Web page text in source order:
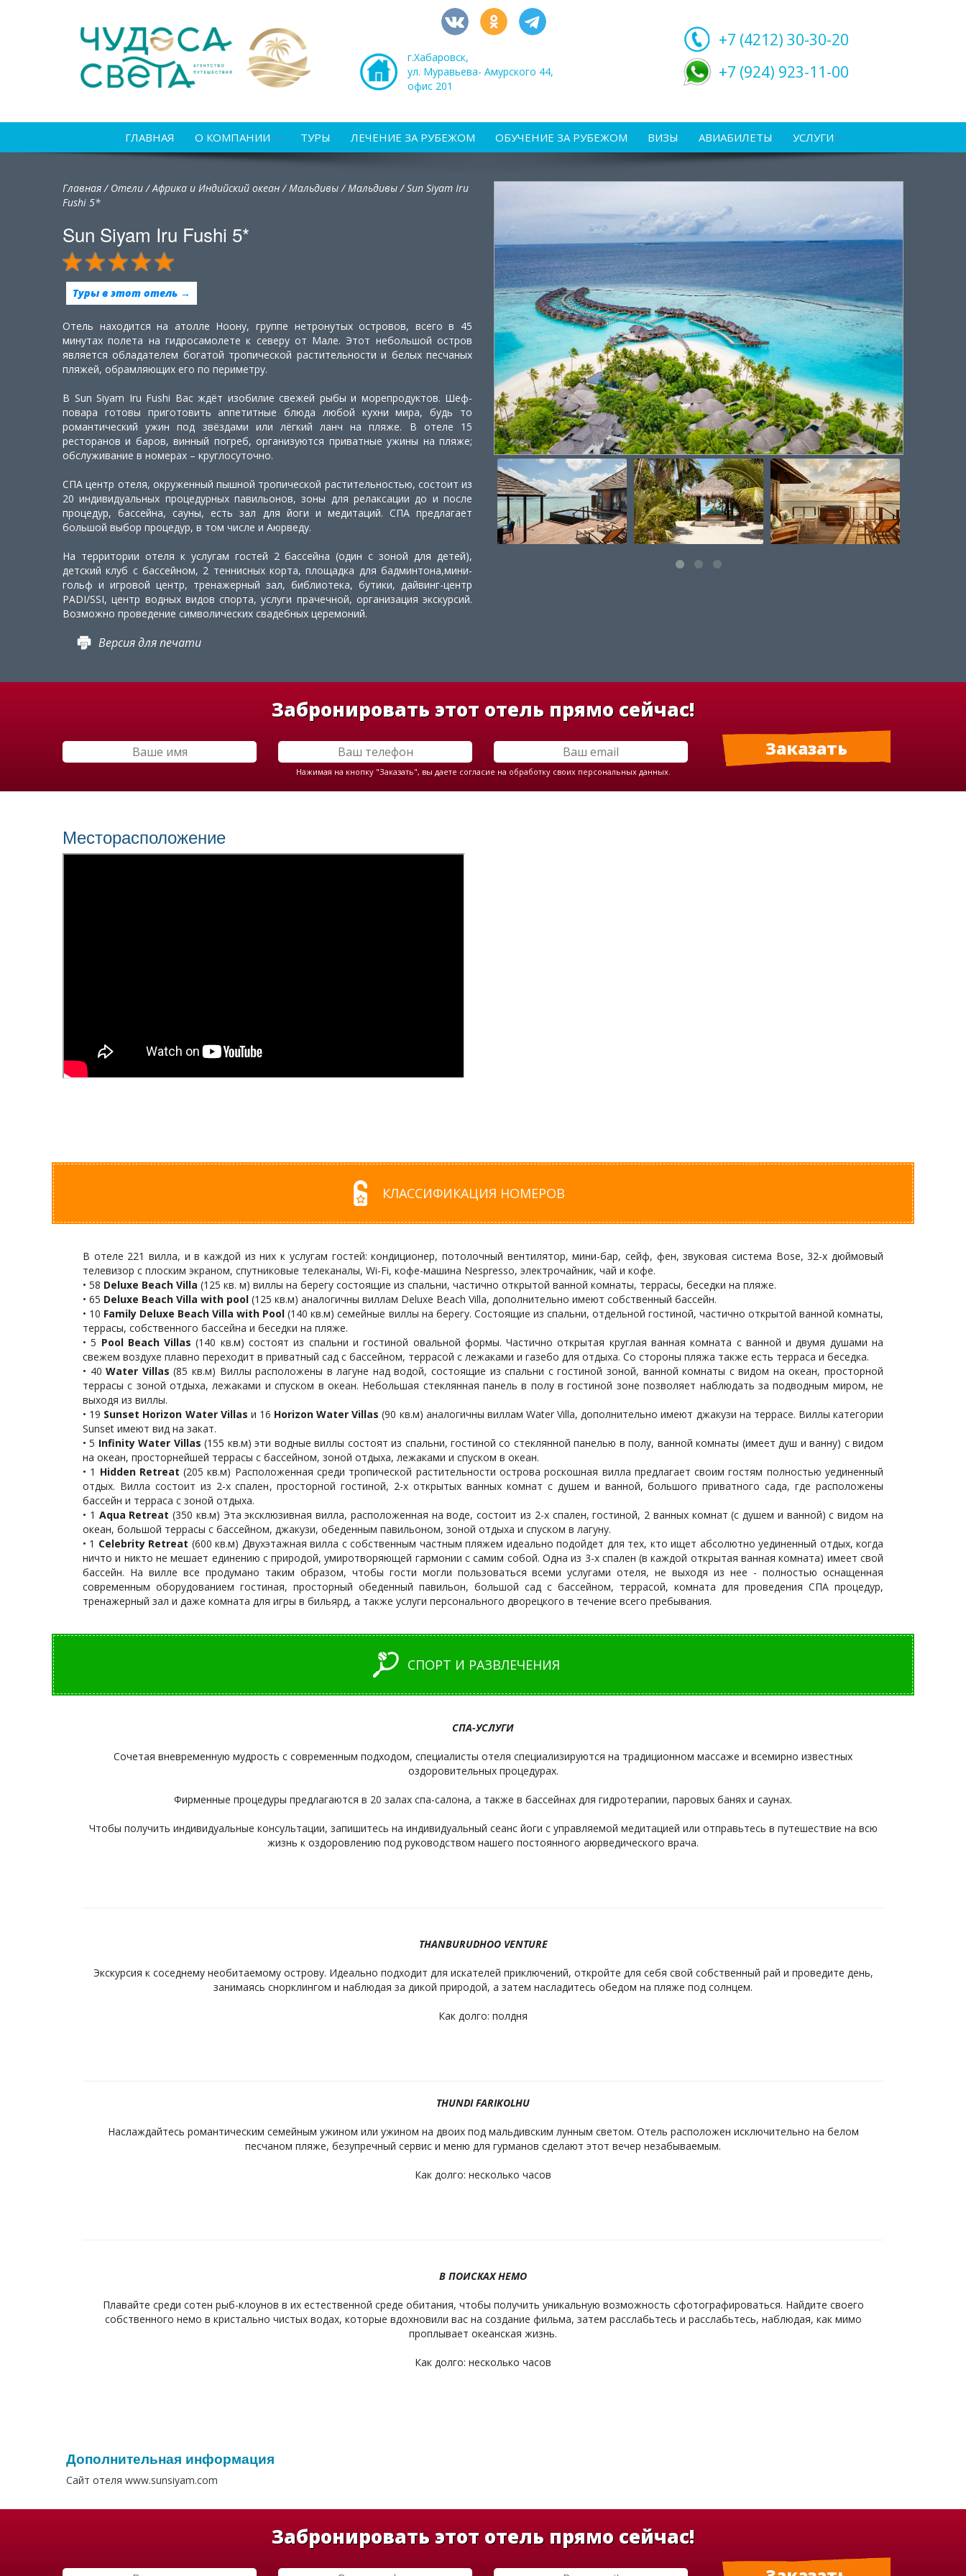
г.Хабаровск,
ул. Муравьева- Амурского 44,
офис 201
+7 (4212) 30-30-20
+7 (924) 923-11-00
ГЛАВНАЯ О КОМПАНИИ ТУРЫ ЛЕЧЕНИЕ ЗА РУБЕЖОМ ОБУЧЕНИЕ ЗА РУБЕЖОМ ВИЗЫ АВИАБИЛЕТЫ УСЛУГИ
Главная/ Отели/Африка и Индийский океан/Мальдивы/Мальдивы /Sun Siyam Iru
Fushi 5*
Sun Siyam Iru Fushi 5*
Туры в этот отель →
Отель находится на атолле Ноону, группе нетронутых островов, всего в 45
минутах полета на гидросамолете к северу от Мале. Этот небольшой остров
является обладателем богатой тропической растительности и белых песчаных
пляжей, обрамляющих его по периметру.
В Sun Siyam Iru Fushi Вас ждёт изобилие свежей рыбы и морепродуктов. Шеф-
повара готовы приготовить аппетитные блюда любой кухни мира, будь то
романтический ужин под звёздами или лёгкий ланч на пляже. В отеле 15
ресторанов и баров, винный погреб, организуются приватные ужины на пляже;
обслуживание в номерах – круглосуточно.
СПА центр отеля, окруженный пышной тропической растительностью, состоит из
20 индивидуальных процедурных павильонов, зоны для релаксации до и после
процедур, бассейна, сауны, есть зал для йоги и медитаций. СПА предлагает
большой выбор процедур, в том числе и Аюрведу.
На территории отеля к услугам гостей 2 бассейна (один с зоной для детей),
детский клуб с бассейном, 2 теннисных корта, площадка для бадминтона,мини-
гольф и игровой центр, тренажерный зал, библиотека, бутики, дайвинг-центр
PADI/SSI, центр водных видов спорта, услуги прачечной, организация экскурсий.
Возможно проведение символических свадебных церемоний.
Версия для печати
Забронировать этот отель прямо сейчас!
Нажимая на кнопку "Заказать", вы даете согласие на обработку своих персональных данных.
Месторасположение
КЛАССИФИКАЦИЯ НОМЕРОВ
В отеле 221 вилла, и в каждой из них к услугам гостей: кондиционер, потолочный вентилятор, мини-бар, сейф, фен, звуковая система Bose, 32-х дюймовый
телевизор с плоским экраном, спутниковые телеканалы, Wi-Fi, кофе-машина Nespresso, электрочайник, чай и кофе.
• 58 Deluxe Beach Villa (125 кв. м) виллы на берегу состоящие из спальни, частично открытой ванной комнаты, террасы, беседки на пляже.
• 65 Deluxe Beach Villa with pool (125 кв.м) аналогичны виллам Deluxe Beach Villa, дополнительно имеют собственный бассейн.
• 10 Family Deluxe Beach Villa with Pool (140 кв.м) семейные виллы на берегу. Состоящие из спальни, отдельной гостиной, частично открытой ванной комнаты,
террасы, собственного бассейна и беседки на пляже.
• 5 Pool Beach Villas(140 кв.м) состоят из спальни и гостиной овальной формы. Частично открытая круглая ванная комната с ванной и двумя душами на
свежем воздухе плавно переходит в приватный сад с бассейном, террасой с лежаками и газебо для отдыха. Со стороны пляжа также есть терраса и беседка.
• 40Water Villas (85 кв.м) Виллы расположены в лагуне над водой, состоящие из спальни с гостиной зоной, ванной комнаты с видом на океан, просторной
террасы с зоной отдыха, лежаками и спуском в океан. Небольшая стеклянная панель в полу в гостиной зоне позволяет наблюдать за подводным миром, не
выходя из виллы.
• 19 Sunset Horizon Water Villas и 16 Horizon Water Villas (90 кв.м) аналогичны виллам Water Villa, дополнительно имеют джакузи на террасе. Виллы категории
Sunset имеют вид на закат.
• 5 Infinity Water Villas(155 кв.м) эти водные виллы состоят из спальни, гостиной со стеклянной панелью в полу, ванной комнаты (имеет душ и ванну) с видом
на океан, просторнейшей террасы с бассейном, зоной отдыха, лежаками и спуском в океан.
• 1 Hidden Retreat(205 кв.м) Расположенная среди тропической растительности острова роскошная вилла предлагает своим гостям полностью уединенный
отдых. Вилла состоит из 2-х спален, просторной гостиной, 2-х открытых ванных комнат с душем и ванной, большого приватного сада, где расположены
бассейн и терраса с зоной отдыха.
• 1 Aqua Retreat (350 кв.м) Эта эксклюзивная вилла, расположенная на воде, состоит из 2-х спален, гостиной, 2 ванных комнат (с душем и ванной) с видом на
океан, большой террасы с бассейном, джакузи, обеденным павильоном, зоной отдыха и спуском в лагуну.
• 1 Celebrity Retreat (600 кв.м) Двухэтажная вилла с собственным частным пляжем идеально подойдет для тех, кто ищет абсолютно уединенный отдых, когда
ничто и никто не мешает единению с природой, умиротворяющей гармонии с самим собой. Одна из 3-х спален (в каждой открытая ванная комната) имеет свой
бассейн. На вилле все продумано таким образом, чтобы гости могли пользоваться всеми услугами отеля, не выходя из нее - полностью оснащенная
современным оборудованием гостиная, просторный обеденный павильон, большой сад с бассейном, террасой, комната для проведения СПА процедур,
тренажерный зал и даже комната для игры в бильярд, а также услуги персонального дворецкого в течение всего пребывания.
СПОРТ И РАЗВЛЕЧЕНИЯ
СПА-УСЛУГИ
Сочетая вневременную мудрость с современным подходом, специалисты отеля специализируются на традиционном массаже и всемирно известных
оздоровительных процедурах.
Фирменные процедуры предлагаются в 20 залах спа-салона, а также в бассейнах для гидротерапии, паровых банях и саунах.
Чтобы получить индивидуальные консультации, запишитесь на индивидуальный сеанс йоги с управляемой медитацией или отправьтесь в путешествие на всю
жизнь к оздоровлению под руководством нашего постоянного аюрведического врача.
THANBURUDHOO VENTURE
Экскурсия к соседнему необитаемому острову. Идеально подходит для искателей приключений, откройте для себя свой собственный рай и проведите день,
занимаясь снорклингом и наблюдая за дикой природой, а затем насладитесь обедом на пляже под солнцем.
Как долго: полдня
THUNDI FARIKOLHU
Наслаждайтесь романтическим семейным ужином или ужином на двоих под мальдивским лунным светом. Отель расположен исключительно на белом
песчаном пляже, безупречный сервис и меню для гурманов сделают этот вечер незабываемым.
Как долго: несколько часов
В ПОИСКАХ НЕМО
Плавайте среди сотен рыб-клоунов в их естественной среде обитания, чтобы получить уникальную возможность сфотографироваться. Найдите своего
собственного немо в кристально чистых водах, которые вдохновили вас на создание фильма, затем расслабьтесь и расслабьтесь, наблюдая, как мимо
проплывает океанская жизнь.
Как долго: несколько часов
Дополнительная информация
Сайт отеля www.sunsiyam.com
Забронировать этот отель прямо сейчас!